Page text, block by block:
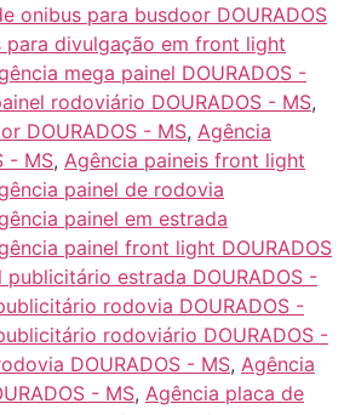
onibus para busdoor DOURADOS
para divulgação em front light
mega painel DOURADOS -
rodoviário DOURADOS - MS,
DOURADOS - MS, Agência
- MS, Agência paineis front light
painel de rodovia
painel em estrada
painel front light DOURADOS
publicitário estrada DOURADOS -
rodovia DOURADOS -
rodoviário DOURADOS -
DOURADOS - MS, Agência
- MS, Agência placa de